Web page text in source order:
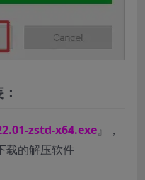
zstd-x64.exe』，
载的解压软件